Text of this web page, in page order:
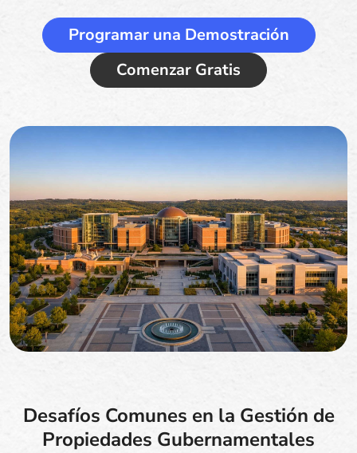
Programar una Demostración
Comenzar Gratis
Desafíos Comunes en la Gestión de
Propiedades Gubernamentales